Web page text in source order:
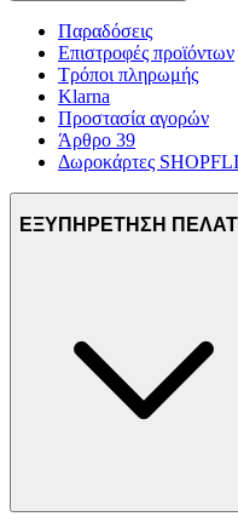
Παραδόσεις
Επιστροφές προϊόντων
Τρόποι πληρωμής
Klarna
Προστασία αγορών
Άρθρο 39
Δωροκάρτες
ΕΞΥΠΗΡΕΤΗΣΗ